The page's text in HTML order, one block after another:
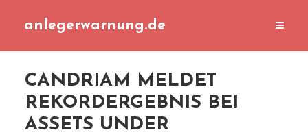
anlegerwarnung.de
CANDRIAM MELDET
REKORDERGEBNIS BEI
ASSETS UNDER